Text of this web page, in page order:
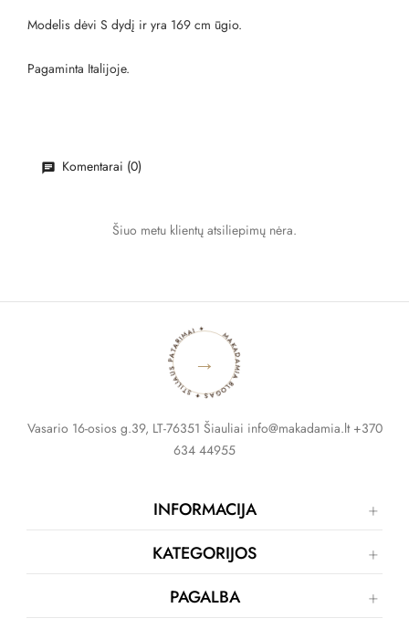
Modelis dėvi S dydį ir yra 169 cm ūgio.
Pagaminta Italijoje.
Komentarai (0)
Šiuo metu klientų atsiliepimų nėra.
MAKADAMIA BLOGAS ✦ STILIAUS PATARIMAI ✦
→
Vasario 16-osios g.39, LT-76351 Šiauliai info@makadamia.lt +370
634 44955
INFORMACIJA
KATEGORIJOS
PAGALBA